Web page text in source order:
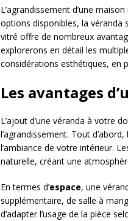
L’agrandissement d’une
options disponibles, la véranda
vitré offre de nombreux
explorerons en détail les
considérations esthétiques, en
Les avantages
L’ajout d’une véranda à votre
l’agrandissement. Tout d’abord,
l’ambiance de votre intérieur.
naturelle, créant une
En termes d’espace, une
supplémentaire, de salle à
d’adapter l’usage de la pièce